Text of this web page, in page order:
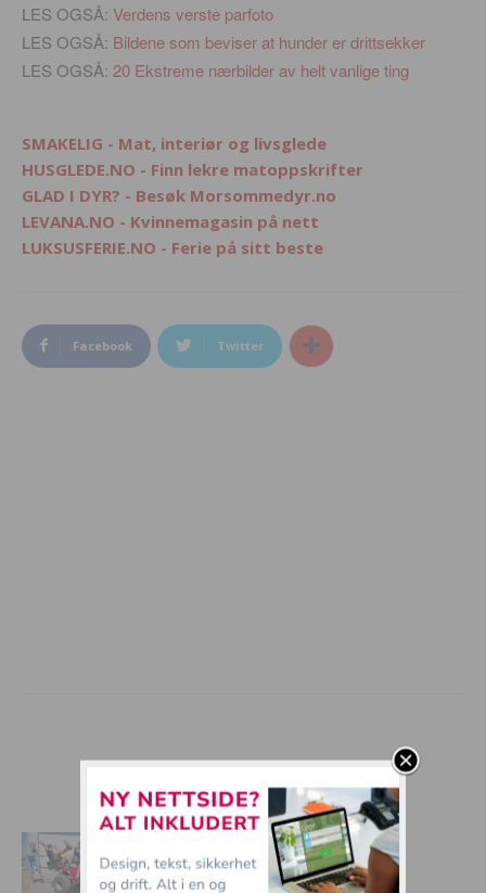
LES OGSÅ: Verdens verste parfoto
LES OGSÅ: Bildene som beviser at hunder er drittsekker
LES OGSÅ: 20 Ekstreme nærbilder av helt vanlige ting
SMAKELIG - Mat, interiør og livsglede
HUSGLEDE.NO - Finn lekre matoppskrifter
GLAD I DYR? - Besøk Morsommedyr.no
LEVANA.NO - Kvinnemagasin på nett
LUKSUSFERIE.NO - Ferie på sitt beste
Facebook Twitter
mer tullball
15 Ulykker som er i ferd med å skje